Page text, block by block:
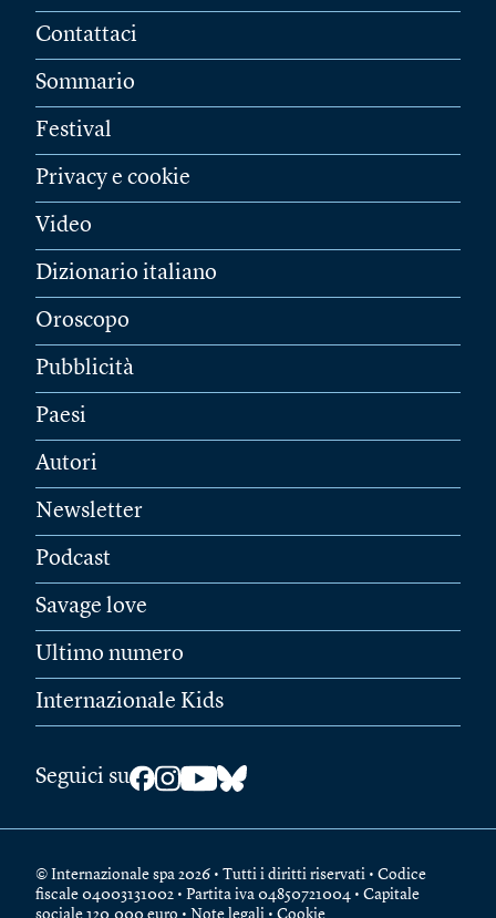
Contattaci
Sommario
Festival
Privacy e cookie
Video
Dizionario italiano
Oroscopo
Pubblicità
Paesi
Autori
Newsletter
Podcast
Savage love
Ultimo numero
Internazionale Kids
Seguici su
© Internazionale spa 2026 • Tutti i diritti riservati • Codice
fiscale 04003131002 • Partita iva 04850721004 • Capitale
sociale 120.000 euro • Note legali • Cookie